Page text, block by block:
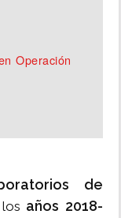
Operación
de
años 2018-